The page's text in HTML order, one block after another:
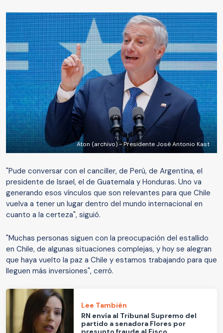
Aton (archivo) - Presidente José Antonio Kast
"Pude conversar con el canciller, de Perú, de Argentina, el
presidente de Israel, el de Guatemala y Honduras. Uno va
generando esos vínculos que son relevantes para que Chile
vuelva a tener un lugar dentro del mundo internacional en
cuanto a la certeza", siguió.
"Muchas personas siguen con la preocupación del estallido
en Chile, de algunas situaciones complejas, y hoy se alegran
que haya vuelto la paz a Chile y estamos trabajando para que
lleguen más inversiones", cerró.
Lee También
RN envía al Tribunal Supremo del
partido a senadora Flores por